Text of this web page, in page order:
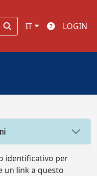
IT LOGIN
identificativo per
un link a questo